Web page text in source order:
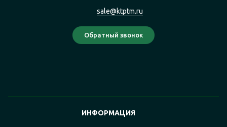
sale@ktptm.ru
ИНФОРМАЦИЯ